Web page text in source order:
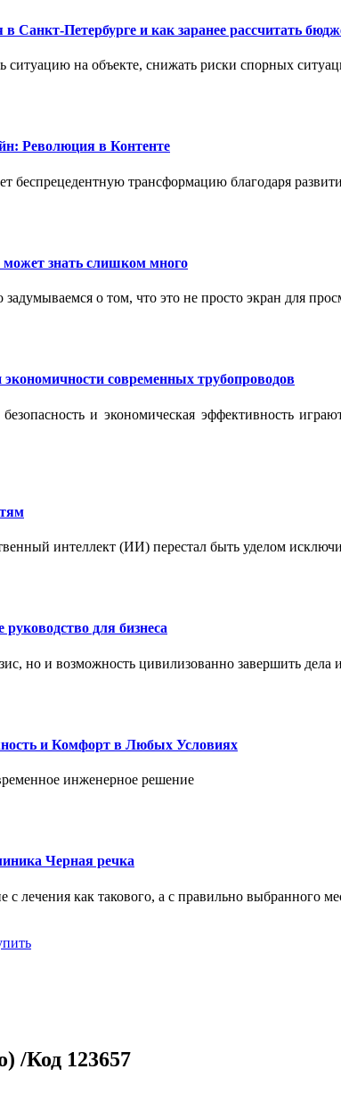
Санкт-Петербурге и как заранее рассчитать
ситуацию на объекте, снижать риски спорных
Революция в Контенте
беспрецедентную трансформацию благодаря
знать слишком много
о том, что это не просто экран для
современных трубопроводов
и экономическая эффективность
интеллект (ИИ) перестал быть уделом
для бизнеса
но и возможность цивилизованно завершить дела
и Комфорт в Любых Условиях
инженерное решение
Черная речка
лечения как такового, а с правильно выбранного
/Код 123657